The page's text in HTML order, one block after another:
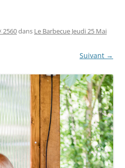
2560dans Le Barbecue Jeudi 25 Mai
Suivant →